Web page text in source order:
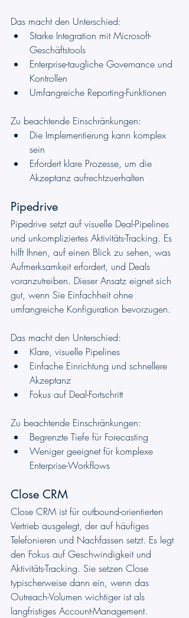
Das macht den Unterschied:
Starke Integration mit Microsoft-
Geschäftstools
Enterprise-taugliche Governance und
Kontrollen
Umfangreiche Reporting-Funktionen
Zu beachtende Einschränkungen:
Die Implementierung kann komplex
sein
Erfordert klare Prozesse, um die
Akzeptanz aufrechtzuerhalten
Pipedrive
Pipedrive setzt auf visuelle Deal-Pipelines
und unkompliziertes Aktivitäts-Tracking. Es
hilft Ihnen, auf einen Blick zu sehen, was
Aufmerksamkeit erfordert, und Deals
voranzutreiben. Dieser Ansatz eignet sich
gut, wenn Sie Einfachheit ohne
umfangreiche Konfiguration bevorzugen.
Das macht den Unterschied:
Klare, visuelle Pipelines
Einfache Einrichtung und schnellere
Akzeptanz
Fokus auf Deal-Fortschritt
Zu beachtende Einschränkungen:
Begrenzte Tiefe für Forecasting
Weniger geeignet für komplexe
Enterprise-Workflows
Close CRM
Close CRM ist für outbound-orientierten
Vertrieb ausgelegt, der auf häufiges
Telefonieren und Nachfassen setzt. Es legt
den Fokus auf Geschwindigkeit und
Aktivitäts-Tracking. Sie setzen Close
typischerweise dann ein, wenn das
Outreach-Volumen wichtiger ist als
langfristiges Account-Management.